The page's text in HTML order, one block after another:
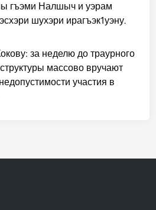
гъэми Налшыч и уэрам
шухэри ирагъэк1уэну.
за неделю до траурного
массово вручают
участия в